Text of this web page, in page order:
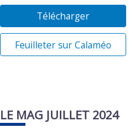
Télécharger
Feuilleter sur Calaméo
LE MAG JUILLET 2024